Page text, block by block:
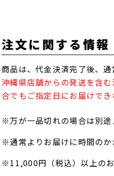
注文に関する情報
商品は、代金決済完了後、
沖縄県店舗からの発送を含
合でもご指定日にお届けで
※万が一品切れの場合は別途
※通常よりお届けに時間のか
※11,000円（税込）以上のお